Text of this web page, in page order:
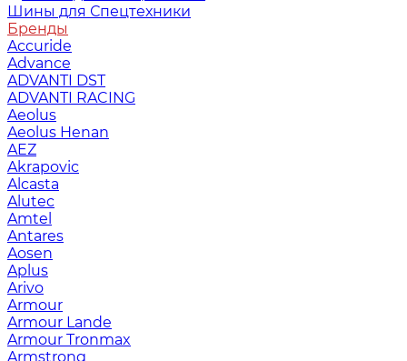
Шины для Спецтехники
Бренды
Accuride
Advance
ADVANTI DST
ADVANTI RACING
Aeolus
Aeolus Henan
AEZ
Akrapovic
Alcasta
Alutec
Amtel
Antares
Aosen
Aplus
Arivo
Armour
Armour Lande
Armour Tronmax
Armstrong